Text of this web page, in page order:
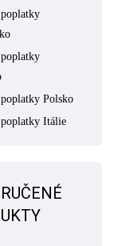
Polsko
Itálie